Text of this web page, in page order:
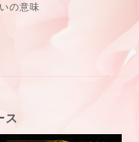
意味
ス